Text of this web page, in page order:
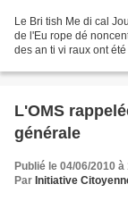
Le Bri tish Me di cal
de l'Eu rope dé
des an ti vi raux ont
L'OMS
générale
Publié le 04/06/2010 à
Par Initiative